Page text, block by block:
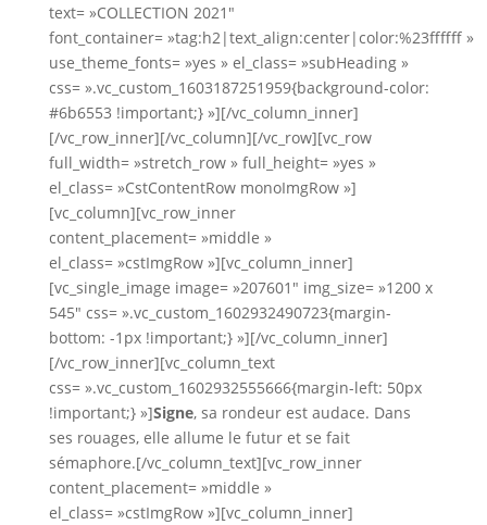
text= »COLLECTION 2021″
font_container= »tag:h2|text_align:center|color:%23ffffff »
use_theme_fonts= »yes » el_class= »subHeading »
css= ».vc_custom_1603187251959{background-color:
#6b6553 !important;} »][/vc_column_inner]
[/vc_row_inner][/vc_column][/vc_row][vc_row
full_width= »stretch_row » full_height= »yes »
el_class= »CstContentRow monoImgRow »]
[vc_column][vc_row_inner
content_placement= »middle »
el_class= »cstImgRow »][vc_column_inner]
[vc_single_image image= »207601″ img_size= »1200 x
545″ css= ».vc_custom_1602932490723{margin-
bottom: -1px !important;} »][/vc_column_inner]
[/vc_row_inner][vc_column_text
css= ».vc_custom_1602932555666{margin-left: 50px
!important;} »]Signe, sa rondeur est audace. Dans
ses rouages, elle allume le futur et se fait
sémaphore.[/vc_column_text][vc_row_inner
content_placement= »middle »
el_class= »cstImgRow »][vc_column_inner]